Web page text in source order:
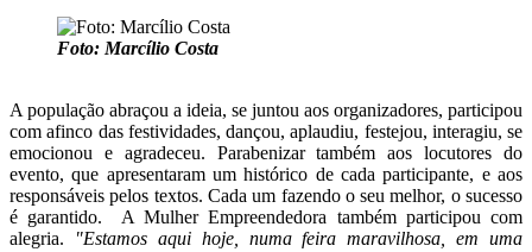
Foto: Marcílio Costa
A população abraçou a ideia, se juntou aos organizadores, participou
com afinco das festividades, dançou, aplaudiu, festejou, interagiu, se
emocionou e agradeceu. Parabenizar também aos locutores do
evento, que apresentaram um histórico de cada participante, e aos
responsáveis pelos textos. Cada um fazendo o seu melhor, o sucesso
é garantido. A Mulher Empreendedora também participou com
alegria.
"Estamos aqui hoje, numa feira maravilhosa, em uma